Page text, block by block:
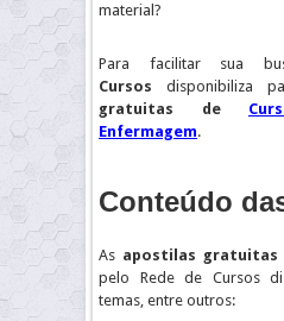
material?
Para facilitar sua
Cursos disponibiliza
gratuitas de
Enfermagem.
Conteúdo
As apostilas gratuitas
pelo Rede de Cursos
temas, entre outros: